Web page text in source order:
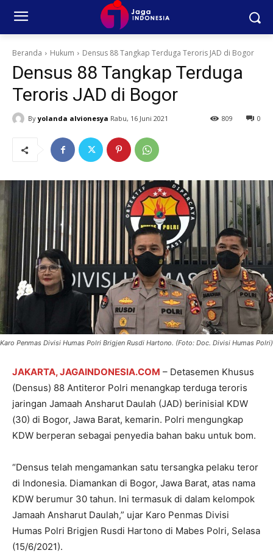
Beranda Hukum Densus 88 Tangkap Terduga Teroris JAD di Bogor
Densus 88 Tangkap Terduga
Teroris JAD di Bogor
By yolanda alvionesya Rabu, 16 Juni 2021 0
809
Karo Penmas Divisi Humas Polri Brigjen Rusdi Hartono. (Foto: Doc. Divisi Humas Polri)
JAKARTA, JAGAINDONESIA.COM – Detasemen Khusus
(Densus) 88 Antiteror Polri menangkap terduga teroris
jaringan Jamaah Ansharut Daulah (JAD) berinisial KDW
(30) di Bogor, Jawa Barat, kemarin. Polri mengungkap
KDW berperan sebagai penyedia bahan baku untuk bom.
“Densus telah mengamankan satu tersangka pelaku teror
di Indonesia. Diamankan di Bogor, Jawa Barat, atas nama
KDW berumur 30 tahun. Ini termasuk di dalam kelompok
Jamaah Ansharut Daulah,” ujar Karo Penmas Divisi
Humas Polri Brigjen Rusdi Hartono di Mabes Polri, Selasa
(15/6/2021).